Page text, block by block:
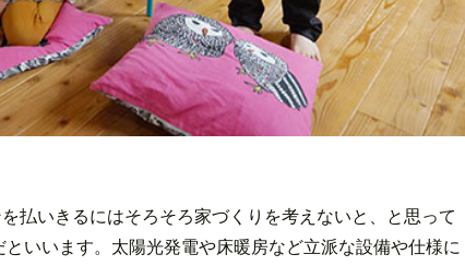
払いきるにはそろそろ家づくりを考えないと、と思って
いいます。太陽光発電や床暖房など立派な設備や仕様に